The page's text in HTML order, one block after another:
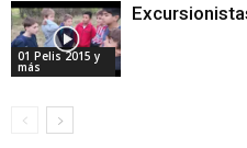
01 Pelis 2015 y
más